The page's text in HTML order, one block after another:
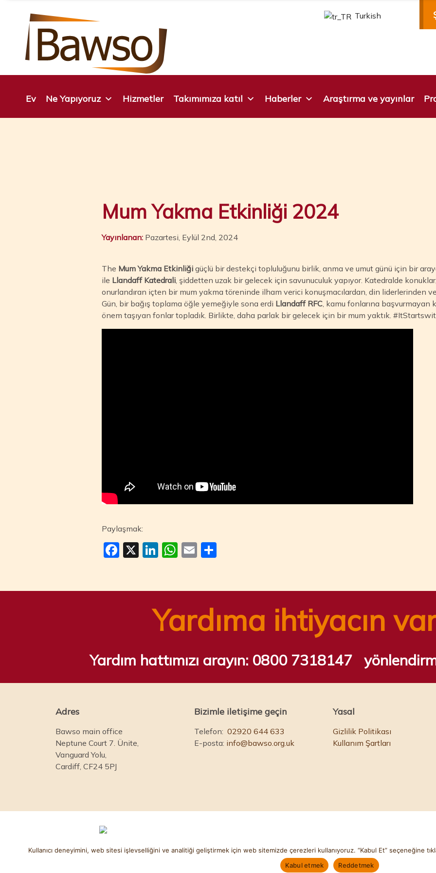
Turkish
Ev Ne Yapıyoruz Hizmetler Takımımıza katıl Haberler Araştırma ve yayınlar
Mum Yakma Etkinliği 2024
Yayınlanan: Pazartesi, Eylül 2nd, 2024
The Mum Yakma Etkinliği güçlü bir destekçi topluluğunu birlik, anma ve umut günü için bir
ile Llandaff Katedrali, şiddetten uzak bir gelecek için savunuculuk yapıyor. Katedralde
onurlandıran içten bir mum yakma töreninde ilham verici konuşmacılardan, din liderlerinden
Gün, bir bağış toplama öğle yemeğiyle sona erdi Llandaff RFC, kamu fonlarına başvurmayan
önem taşıyan fonlar topladık. Birlikte, daha parlak bir gelecek için bir mum yaktık.
Paylaşmak:
Facebook
X LinkedIn
WhatsApp
Email
Yardıma ihtiyacın
Yardım hattımızı arayın: 0800 7318147
Adres
Bawso main office
Neptune Court 7. Ünite,
Vanguard Yolu,
Cardiff, CF24 5PJ
Bizimle iletişime geçin
Telefon: 02920 644 633
E-posta: info@bawso.org.uk
Yasal
Gizlilik Politikası
Kullanım Şartları
© Bawso 2025. Yardım Komisyonu No: 1084854. Şirket No: 03152590. Web sitesi
Kullanıcı deneyimini, web sitesi işlevselliğini ve analitiği geliştirmek için web sitemizde çerezleri kullanıyoruz. “Kabul Et” seçeneğine
Kabul etmek
Reddetmek